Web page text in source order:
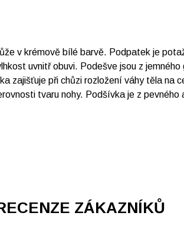
v krémově bílé barvě. Podpatek je
uvnitř obuvi. Podešve jsou z
zajišťuje při chůzi rozložení váhy těla na
tvaru nohy. Podšívka je z
ZÁKAZNÍKŮ